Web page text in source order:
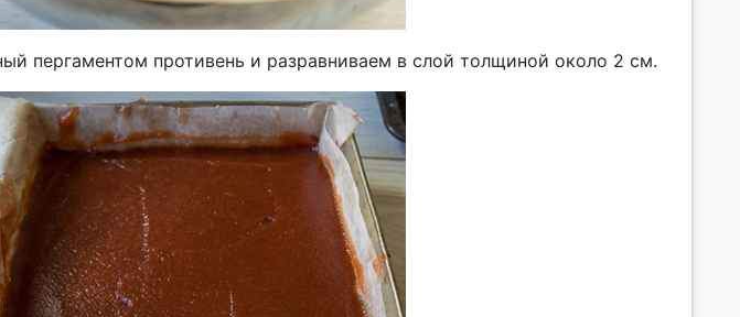
пергаментом противень и разравниваем в слой толщиной около 2 см.